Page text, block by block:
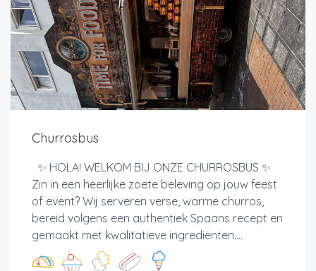
Churrosbus
✨ HOLA! WELKOM BIJ ONZE CHURROSBUS ✨
Zin in een heerlijke zoete beleving op jouw feest
of event? Wij serveren verse, warme churros,
bereid volgens een authentiek Spaans recept en
gemaakt met kwalitatieve ingrediënten....